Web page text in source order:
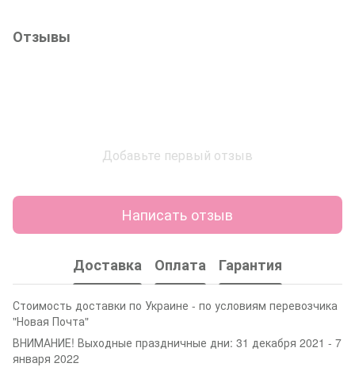
Отзывы
Добавьте первый отзыв
Написать отзыв
Доставка Оплата Гарантия
Стоимость доставки по Украине - по условиям перевозчика
"Новая Почта"
ВНИМАНИЕ! Выходные праздничные дни: 31 декабря 2021 - 7
января 2022